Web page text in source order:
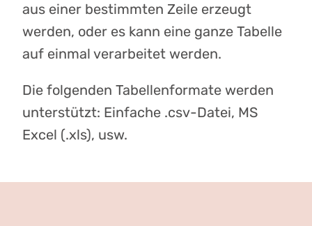
aus einer bestimmten Zeile erzeugt
werden, oder es kann eine ganze Tabelle
auf einmal verarbeitet werden.
Die folgenden Tabellenformate werden
unterstützt: Einfache .csv-Datei, MS
Excel (.xls), usw.